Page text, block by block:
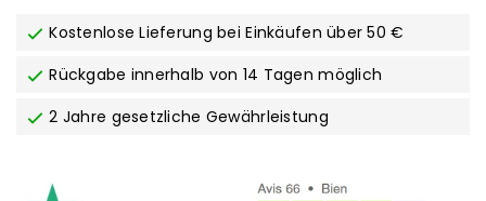
Kostenlose Lieferung bei Einkäufen über 50 €
Rückgabe innerhalb von 14 Tagen möglich
2 Jahre gesetzliche Gewährleistung